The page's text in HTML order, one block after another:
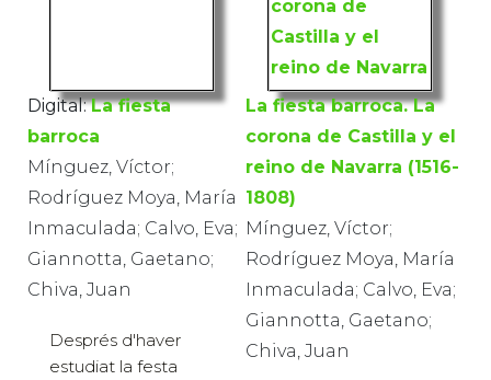
Digital: La fiesta
barroca
Mínguez, Víctor;
Rodríguez Moya, María
Inmaculada; Calvo, Eva;
Giannotta, Gaetano;
Chiva, Juan
Després d'haver
estudiat la festa
La fiesta barroca. La
corona de Castilla y el
reino de Navarra (1516-
1808)
Mínguez, Víctor;
Rodríguez Moya, María
Inmaculada; Calvo, Eva;
Giannotta, Gaetano;
Chiva, Juan